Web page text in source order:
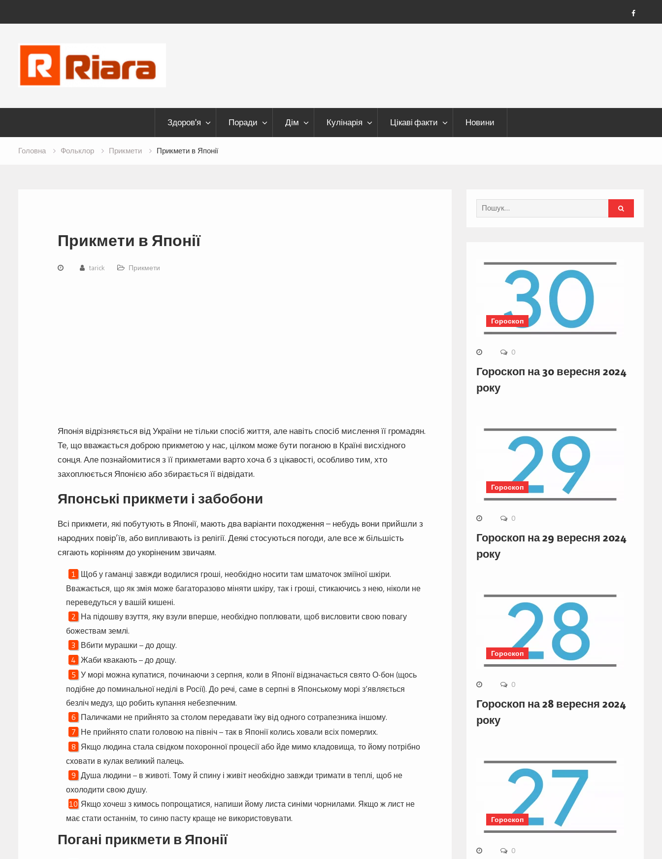
FB
content
Здоров’я Поради Дім Кулінарія Цікаві факти Новини
Головна Фольклор Прикмети Прикмети в Японії
Прикмети в Японії
tarick Прикмети
Японія відрізняється від України не тільки спосіб життя, але навіть спосіб мислення її громадян.
Те, що вважається доброю прикметою у нас, цілком може бути поганою в Країні висхідного
сонця. Але познайомитися з її прикметами варто хоча б з цікавості, особливо тим, хто
захоплюється Японією або збирається її відвідати.
Японські прикмети і забобони
Всі прикмети, які побутують в Японії, мають два варіанти походження – небудь вони прийшли з
народних повір’їв, або випливають із релігії. Деякі стосуються погоди, але все ж більшість
сягають корінням до укоріненим звичаям.
Щоб у гаманці завжди водилися гроші, необхідно носити там шматочок зміїної шкіри.
Вважається, що як змія може багаторазово міняти шкіру, так і гроші, стикаючись з нею, ніколи не
переведуться у вашій кишені.
На підошву взуття, яку взули вперше, необхідно поплювати, щоб висловити свою повагу
божествам землі.
Вбити мурашки – до дощу.
Жаби квакають – до дощу.
У морі можна купатися, починаючи з серпня, коли в Японії відзначається свято О-бон (щось
подібне до поминальної неділі в Росії). До речі, саме в серпні в Японському морі з’являється
безліч медуз, що робить купання небезпечним.
Паличками не прийнято за столом передавати їжу від одного сотрапезника іншому.
Не прийнято спати головою на північ – так в Японії колись ховали всіх померлих.
Якщо людина стала свідком похоронної процесії або йде мимо кладовища, то йому потрібно
сховати в кулак великий палець.
Душа людини – в животі. Тому й спину і живіт необхідно завжди тримати в теплі, щоб не
охолодити свою душу.
Якщо хочеш з кимось попрощатися, напиши йому листа синіми чорнилами. Якщо ж лист не
має стати останнім, то синю пасту краще не використовувати.
Погані прикмети в Японії
Search
for:
Гороскоп
0
Гороскоп на 30 вересня 2024
року
Гороскоп
0
Гороскоп на 29 вересня 2024
року
Гороскоп
0
Гороскоп на 28 вересня 2024
року
Гороскоп
0